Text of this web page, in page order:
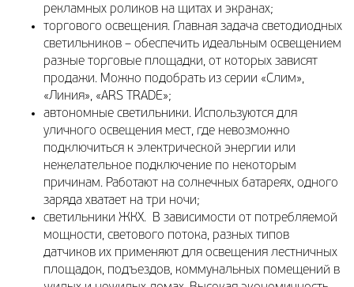
рекламных роликов на щитах и экранах;
торгового освещения. Главная задача светодиодных
светильников – обеспечить идеальным освещением
разные торговые площадки, от которых зависят
продажи. Можно подобрать из серии «Слим»,
«Линия», «ARS TRADE»;
автономные светильники. Используются для
уличного освещения мест, где невозможно
подключиться к электрической энергии или
нежелательное подключение по некоторым
причинам. Работают на солнечных батареях, одного
заряда хватает на три ночи;
светильники ЖКХ. В зависимости от потребляемой
мощности, светового потока, разных типов
датчиков их применяют для освещения лестничных
площадок, подъездов, коммунальных помещений в